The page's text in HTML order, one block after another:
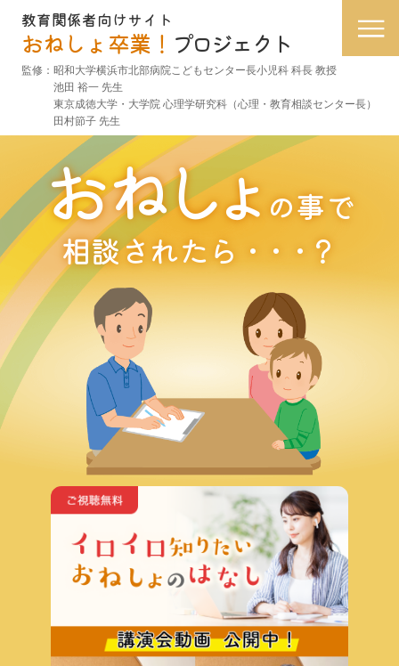
教育関係者向けサイト
おねしょ卒業！ プロジェクト
監修： 昭和大学横浜市北部病院こどもセンター長小児科 科長 教授
池田 裕一 先生
東京成徳大学・大学院 心理学研究科（心理・教育相談センター長）
田村節子 先生
おねしょの事で
相談されたら ・・・ ？